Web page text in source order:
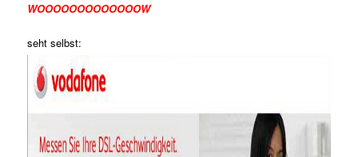
WOOOOOOOOOOOOOW
seht selbst: